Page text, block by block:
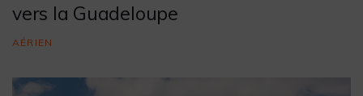
vers la Guadeloupe
AÉRIEN